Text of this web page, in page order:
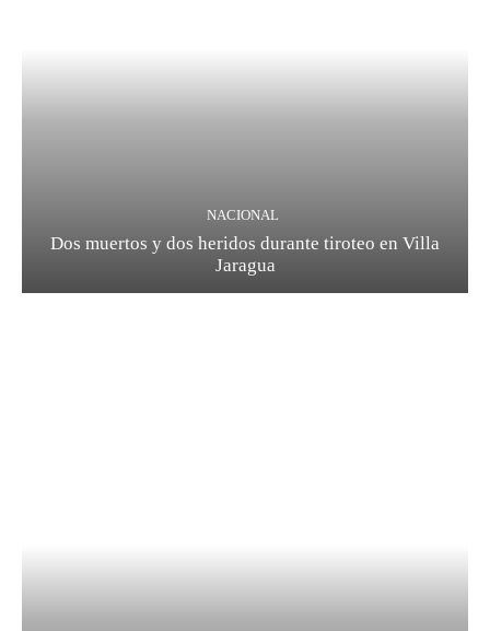
NACIONAL
Dos muertos y dos heridos durante tiroteo en Villa
Jaragua